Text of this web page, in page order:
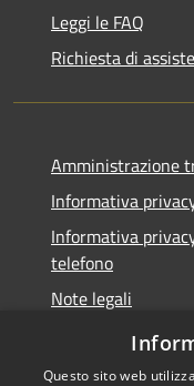
Leggi le FAQ
Richiesta di
Amministrazione
Informativa
Informativa
telefono
Note legali
Dichiarazione di
Questo sito web